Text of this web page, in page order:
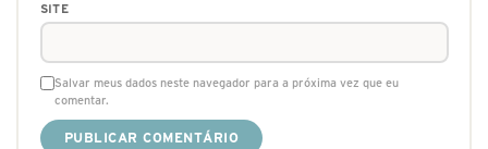
SITE
Salvar meus dados neste navegador para a próxima vez que eu
comentar.